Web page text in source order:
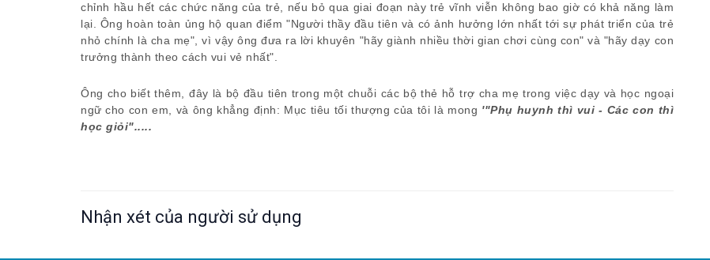
chỉnh hầu hết các chức năng của trẻ, nếu bỏ qua giai đoạn này trẻ vĩnh viễn không bao giờ có khả năng làm
lại. Ông hoàn toàn ủng hộ quan điểm "Người thầy đầu tiên và có ảnh hưởng lớn nhất tới sự phát triển của trẻ
nhỏ chính là cha mẹ", vì vậy ông đưa ra lời khuyên "hãy giành nhiều thời gian chơi cùng con" và "hãy dạy con
trưởng thành theo cách vui vẻ nhất".
Ông cho biết thêm, đây là bộ đầu tiên trong một chuỗi các bộ thẻ hỗ trợ cha mẹ trong việc dạy và học ngoại
ngữ cho con em, và ông khẳng định: Mục tiêu tối thượng của tôi là mong '"Phụ huynh thì vui - Các con thì
học giỏi".....
Nhận xét của người sử dụng